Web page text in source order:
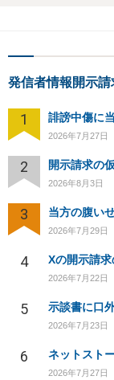
発信者情報開示
1
2026年7月27日
2
2026年8月3日
3
2026年7月29日
4
2026年7月22日
5 示談書に口
2026年7月23日
6 ネットスト
2026年7月27日